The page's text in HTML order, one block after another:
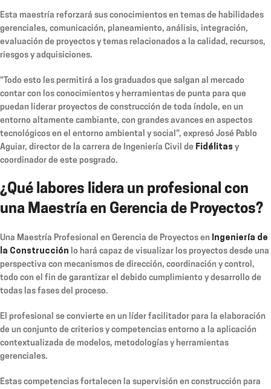
Esta maestría reforzará sus conocimientos en temas de habilidades
gerenciales, comunicación, planeamiento, análisis, integración,
evaluación de proyectos y temas relacionados a la calidad, recursos,
riesgos y adquisiciones.
“Todo esto les permitirá a los graduados que salgan al mercado
contar con los conocimientos y herramientas de punta para que
puedan liderar proyectos de construcción de toda índole, en un
entorno altamente cambiante, con grandes avances en aspectos
tecnológicos en el entorno ambiental y social”, expresó José Pablo
Aguiar, director de la carrera de Ingeniería Civil de Fidélitas y
coordinador de este posgrado.
¿Qué labores lidera un profesional con
una Maestría en Gerencia de Proyectos?
Una Maestría Profesional en Gerencia de Proyectos en Ingeniería de
la Construcción lo hará capaz de visualizar los proyectos desde una
perspectiva con mecanismos de dirección, coordinación y control,
todo con el fin de garantizar el debido cumplimiento y desarrollo de
todas las fases del proceso.
El profesional se convierte en un líder facilitador para la elaboración
de un conjunto de criterios y competencias entorno a la aplicación
contextualizada de modelos, metodologías y herramientas
gerenciales.
Estas competencias fortalecen la supervisión en construcción para